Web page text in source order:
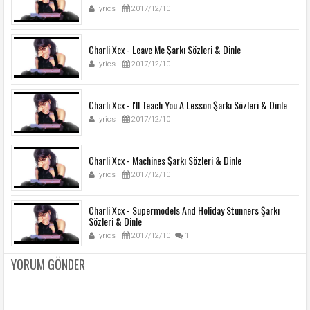
lyrics 2017/12/10
Charli Xcx - Leave Me Şarkı Sözleri & Dinle
lyrics 2017/12/10
Charli Xcx - I'll Teach You A Lesson Şarkı Sözleri & Dinle
lyrics 2017/12/10
Charli Xcx - Machines Şarkı Sözleri & Dinle
lyrics 2017/12/10
Charli Xcx - Supermodels And Holiday Stunners Şarkı
Sözleri & Dinle
lyrics 2017/12/10 1
YORUM GÖNDER